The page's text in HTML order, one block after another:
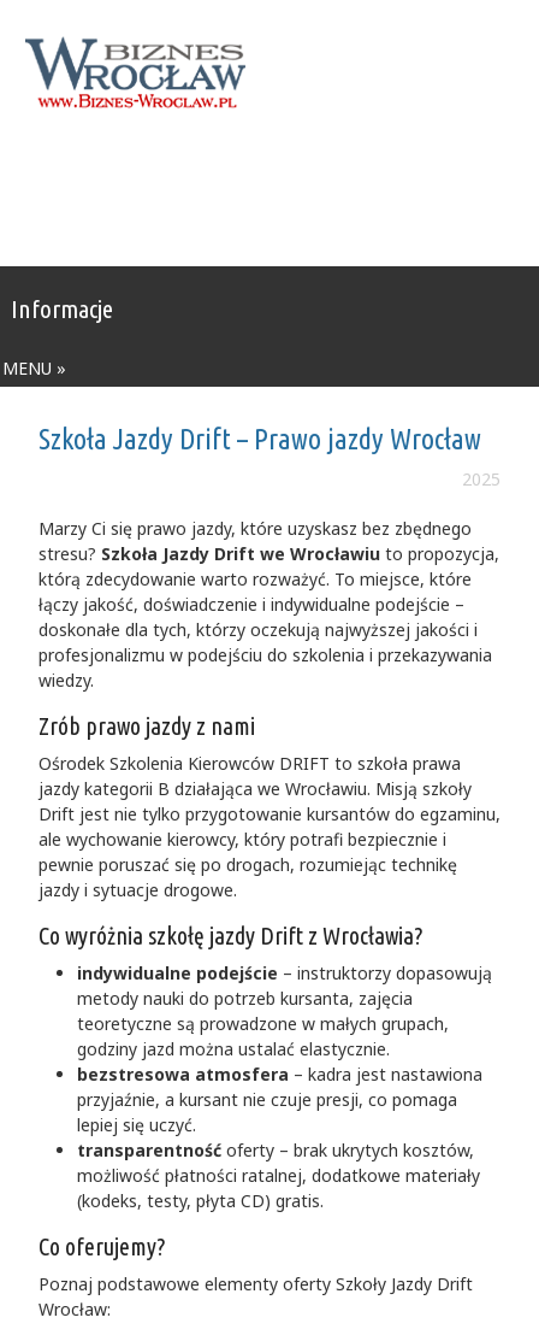
Informacje
MENU »
Szkoła Jazdy Drift – Prawo jazdy Wrocław
2025
Marzy Ci się prawo jazdy, które uzyskasz bez zbędnego
stresu? Szkoła Jazdy Drift we Wrocławiu to propozycja,
którą zdecydowanie warto rozważyć. To miejsce, które
łączy jakość, doświadczenie i indywidualne podejście –
doskonałe dla tych, którzy oczekują najwyższej jakości i
profesjonalizmu w podejściu do szkolenia i przekazywania
wiedzy.
Zrób prawo jazdy z nami
Ośrodek Szkolenia Kierowców DRIFT to szkoła prawa
jazdy kategorii B działająca we Wrocławiu. Misją szkoły
Drift jest nie tylko przygotowanie kursantów do egzaminu,
ale wychowanie kierowcy, który potrafi bezpiecznie i
pewnie poruszać się po drogach, rozumiejąc technikę
jazdy i sytuacje drogowe.
Co wyróżnia szkołę jazdy Drift z Wrocławia?
indywidualne podejście – instruktorzy dopasowują
metody nauki do potrzeb kursanta, zajęcia
teoretyczne są prowadzone w małych grupach,
godziny jazd można ustalać elastycznie.
bezstresowa atmosfera – kadra jest nastawiona
przyjaźnie, a kursant nie czuje presji, co pomaga
lepiej się uczyć.
transparentność oferty – brak ukrytych kosztów,
możliwość płatności ratalnej, dodatkowe materiały
(kodeks, testy, płyta CD) gratis.
Co oferujemy?
Poznaj podstawowe elementy oferty Szkoły Jazdy Drift
Wrocław: